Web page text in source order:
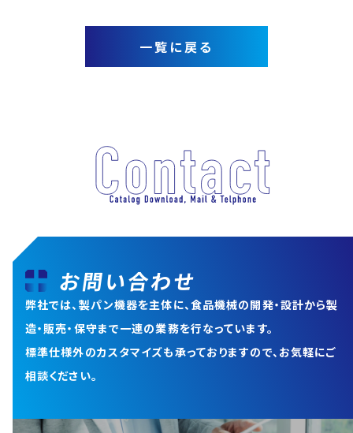
一覧に戻る
お問い合わせ
弊社では、製パン機器を主体に、食品機械の開発・設計から製
造・販売・保守まで一連の業務を行なっています。
標準仕様外のカスタマイズも承っておりますので、お気軽にご
相談ください。